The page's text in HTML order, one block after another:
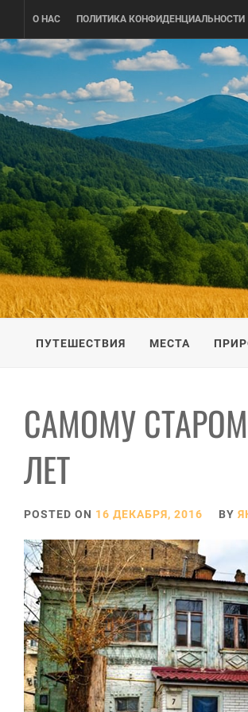
content
О НАС ПОЛИТИКА КОНФИДЕНЦИАЛЬНОСТИ
ПУТЕШЕСТВИЕ ПО УКРАИНЕ
ПУТЕШЕСТВИЯ МЕСТА
САМОМУ
ЛЕТ
POSTED ON 16 ДЕКАБРЯ, 2016 BY